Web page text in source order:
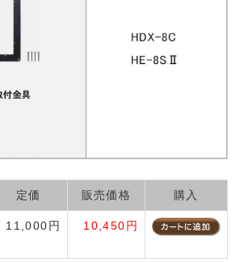
定価 販売価格 購入
11,000円 10,450円